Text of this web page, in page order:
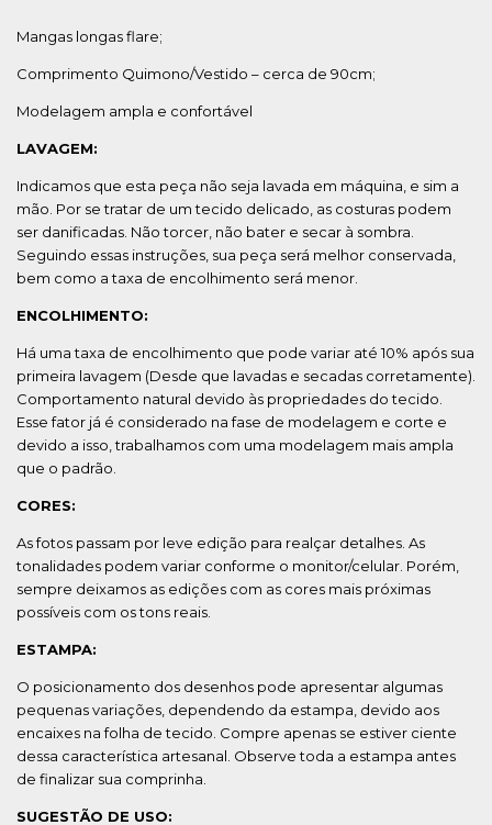
Mangas longas flare;
Comprimento Quimono/Vestido – cerca de 90cm;
Modelagem ampla e confortável
LAVAGEM:
Indicamos que esta peça não seja lavada em máquina, e sim a
mão. Por se tratar de um tecido delicado, as costuras podem
ser danificadas. Não torcer, não bater e secar à sombra.
Seguindo essas instruções, sua peça será melhor conservada,
bem como a taxa de encolhimento será menor.
ENCOLHIMENTO:
Há uma taxa de encolhimento que pode variar até 10% após sua
primeira lavagem (Desde que lavadas e secadas corretamente).
Comportamento natural devido às propriedades do tecido.
Esse fator já é considerado na fase de modelagem e corte e
devido a isso, trabalhamos com uma modelagem mais ampla
que o padrão.
CORES:
As fotos passam por leve edição para realçar detalhes. As
tonalidades podem variar conforme o monitor/celular. Porém,
sempre deixamos as edições com as cores mais próximas
possíveis com os tons reais.
ESTAMPA:
O posicionamento dos desenhos pode apresentar algumas
pequenas variações, dependendo da estampa, devido aos
encaixes na folha de tecido. Compre apenas se estiver ciente
dessa característica artesanal. Observe toda a estampa antes
de finalizar sua comprinha.
SUGESTÃO DE USO: